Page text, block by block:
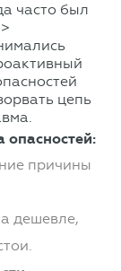
часто был
цепь
опасностей:
причины
дешевле,